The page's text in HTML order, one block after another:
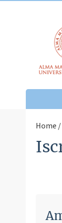
Home